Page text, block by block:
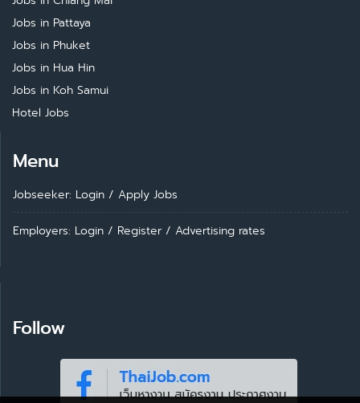
Jobs in Pattaya
Jobs in Phuket
Jobs in Hua Hin
Jobs in Koh Samui
Hotel Jobs
Menu
Jobseeker: Login / Apply Jobs
Employers: Login / Register / Advertising rates
Follow